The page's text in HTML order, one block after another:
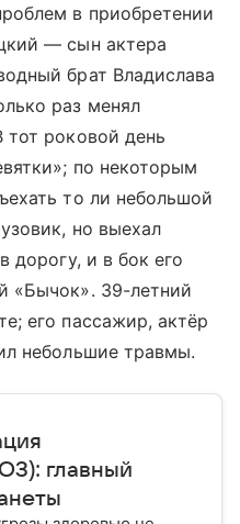
в приобретении
— сын актера
брат Владислава
раз менял
тот роковой день
по некоторым
то ли небольшой
но выехал
дорогу, и в бок его
«Бычок». 39-летний
его пассажир, актёр
небольшие травмы.
главный